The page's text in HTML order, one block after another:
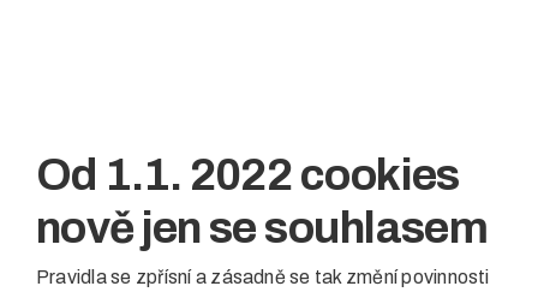
Od 1.1. 2022 cookies
nově jen se souhlasem
Pravidla se zpřísní a zásadně se tak změní povinnosti